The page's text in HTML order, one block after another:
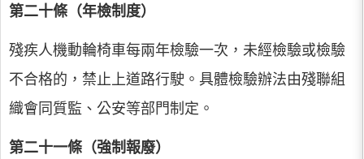
第二十條（年檢制度）
殘疾人機動輪椅車每兩年檢驗一次，未經檢驗或檢驗
不合格的，禁止上道路行駛。具體檢驗辦法由殘聯組
織會同質監、公安等部門制定。
第二十一條（強制報廢）